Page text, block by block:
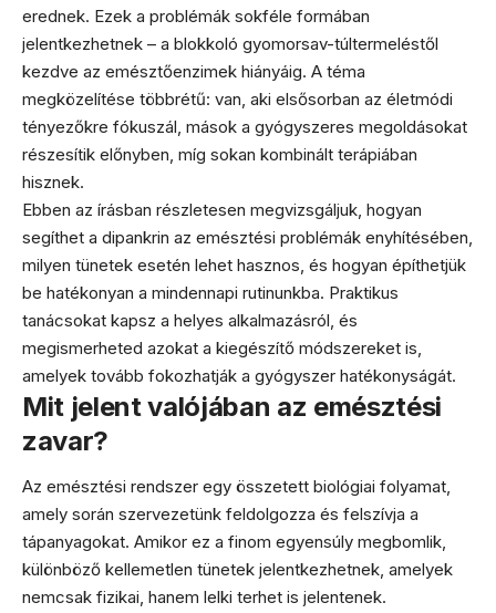
erednek. Ezek a problémák sokféle formában
jelentkezhetnek – a blokkoló gyomorsav-túltermeléstől
kezdve az emésztőenzimek hiányáig. A téma
megközelítése többrétű: van, aki elsősorban az életmódi
tényezőkre fókuszál, mások a gyógyszeres megoldásokat
részesítik előnyben, míg sokan kombinált terápiában
hisznek.
Ebben az írásban részletesen megvizsgáljuk, hogyan
segíthet a dipankrin az emésztési problémák enyhítésében,
milyen tünetek esetén lehet hasznos, és hogyan építhetjük
be hatékonyan a mindennapi rutinunkba. Praktikus
tanácsokat kapsz a helyes alkalmazásról, és
megismerheted azokat a kiegészítő módszereket is,
amelyek tovább fokozhatják a gyógyszer hatékonyságát.
Mit jelent valójában az emésztési
zavar?
Az emésztési rendszer egy összetett biológiai folyamat,
amely során szervezetünk feldolgozza és felszívja a
tápanyagokat. Amikor ez a finom egyensúly megbomlik,
különböző kellemetlen tünetek jelentkezhetnek, amelyek
nemcsak fizikai, hanem lelki terhet is jelentenek.